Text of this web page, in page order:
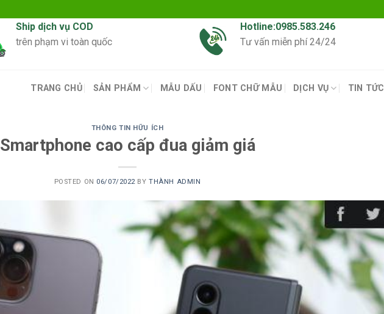
Ship dịch vụ COD
trên phạm vi toàn quốc
Hotline:0985.583.246
Tư vấn miễn phí 24/24
TRANG CHỦ SẢN PHẨM MẪU DẤU FONT CHỮ MẪU DỊCH VỤ TIN TỨC
THÔNG TIN HỮU ÍCH
Smartphone cao cấp đua giảm giá
POSTED ON 06/07/2022 BYTHÀNH ADMIN